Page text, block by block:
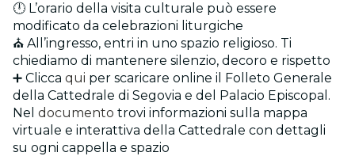
🕛 L’orario della visita culturale può essere
modificato da celebrazioni liturgiche
⛪ All’ingresso, entri in uno spazio religioso. Ti
chiediamo di mantenere silenzio, decoro e rispetto
➕ Clicca qui per scaricare online il Folleto Generale
della Cattedrale di Segovia e del Palacio Episcopal.
Nel documento trovi informazioni sulla mappa
virtuale e interattiva della Cattedrale con dettagli
su ogni cappella e spazio